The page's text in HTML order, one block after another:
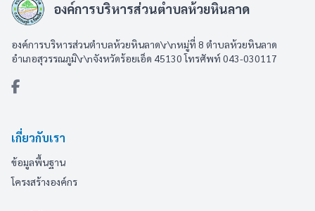
องค์การบริหารส่วนตำบลห้วยหินลาด
องค์การบริหารส่วนตำบลห้วยหินลาด\r\nหมู่ที่ 8 ตำบลห้วยหินลาด
อำเภอสุวรรณภูมิ\r\nจังหวัดร้อยเอ็ด 45130 โทรศัพท์ 043-030117
เกี่ยวกับเรา
ข้อมูลพื้นฐาน
โครงสร้างองค์กร